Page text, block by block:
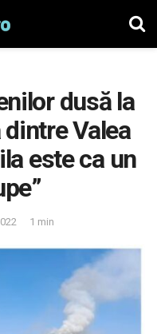
dusă la
Valea
este ca un
1 min